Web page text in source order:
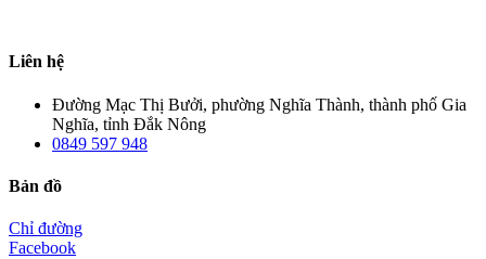
Liên hệ
Đường Mạc Thị Bưởi, phường Nghĩa Thành, thành phố Gia
Nghĩa, tỉnh Đắk Nông
0849 597 948
Bản đồ
Chỉ đường
Facebook